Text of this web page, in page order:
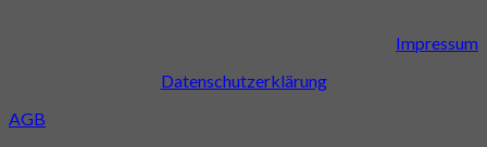
Impressum
Datenschutzerklärung
AGB